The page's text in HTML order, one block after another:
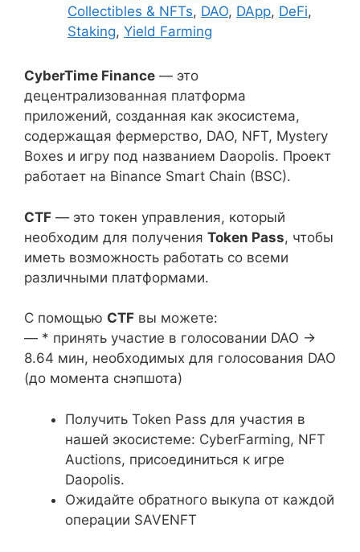
Collectibles & NFTs, DAO, DApp, DeFi,
Staking, Yield Farming
CyberTime Finance — это
децентрализованная платформа
приложений, созданная как экосистема,
содержащая фермерство, DAO, NFT, Mystery
Boxes и игру под названием Daopolis. Проект
работает на Binance Smart Chain (BSC).
CTF — это токен управления, который
необходим для получения Token Pass, чтобы
иметь возможность работать со всеми
различными платформами.
С помощью CTF вы можете:
— * принять участие в голосовании DAO ->
8.64 мин, необходимых для голосования DAO
(до момента снэпшота)
Получить Token Pass для участия в
нашей экосистеме: CyberFarming, NFT
Auctions, присоединиться к игре
Daopolis.
Ожидайте обратного выкупа от каждой
операции SAVENFT